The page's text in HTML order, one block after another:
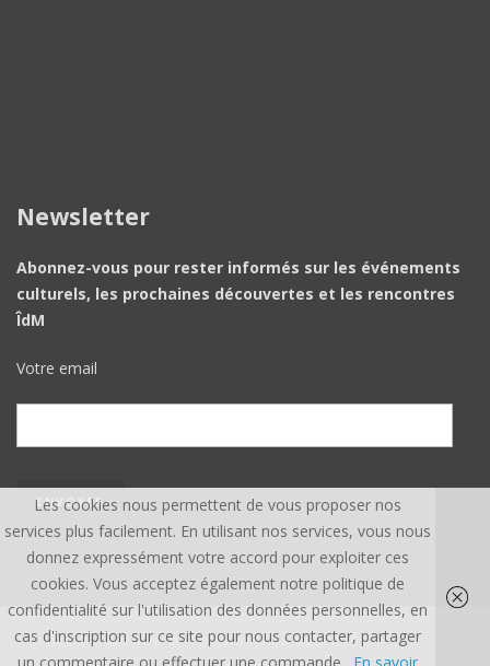
Newsletter
Abonnez-vous pour rester informés sur les événements
culturels, les prochaines découvertes et les rencontres
ÎdM
Votre email
ÎLE DU MONDE ©, TOUS DROITS RÉSERVÉS.CREDITS
Les cookies nous permettent de vous proposer nos
services plus facilement. En utilisant nos services, vous nous
donnez expressément votre accord pour exploiter ces
cookies. Vous acceptez également notre politique de
confidentialité sur l'utilisation des données personnelles, en
cas d'inscription sur ce site pour nous contacter, partager